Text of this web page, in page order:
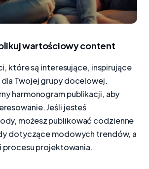
wartościowy content
które są interesujące, inspirujące
Twojej grupy docelowej.
harmonogram publikacji, aby
Jeśli jesteś
możesz publikować codzienne
dotyczące modowych trendów, a
procesu projektowania.